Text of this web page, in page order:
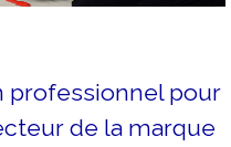
professionnel pour
de la marque